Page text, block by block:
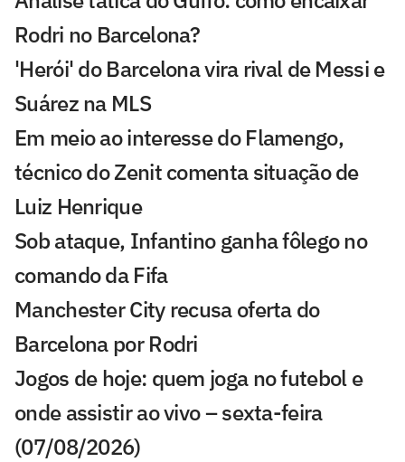
Rodri no Barcelona?
'Herói' do Barcelona vira rival de Messi e
Suárez na MLS
Em meio ao interesse do Flamengo,
técnico do Zenit comenta situação de
Luiz Henrique
Sob ataque, Infantino ganha fôlego no
comando da Fifa
Manchester City recusa oferta do
Barcelona por Rodri
Jogos de hoje: quem joga no futebol e
onde assistir ao vivo – sexta-feira
(07/08/2026)